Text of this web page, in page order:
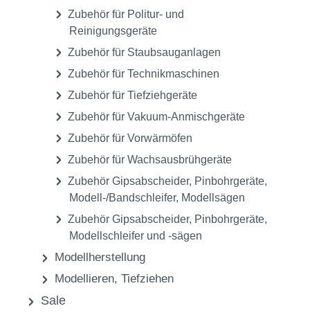
Zubehör für Politur- und
Reinigungsgeräte
Zubehör für Staubsauganlagen
Zubehör für Technikmaschinen
Zubehör für Tiefziehgeräte
Zubehör für Vakuum-Anmischgeräte
Zubehör für Vorwärmöfen
Zubehör für Wachsausbrühgeräte
Zubehör Gipsabscheider, Pinbohrgeräte,
Modell-/Bandschleifer, Modellsägen
Zubehör Gipsabscheider, Pinbohrgeräte,
Modellschleifer und -sägen
Modellherstellung
Modellieren, Tiefziehen
Sale